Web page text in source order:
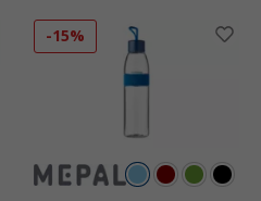
-15%